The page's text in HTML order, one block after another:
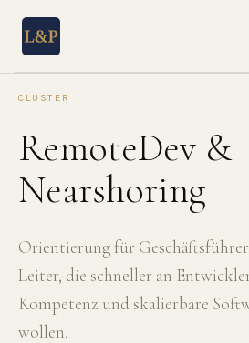
CLUSTER
RemoteDev &
Nearshoring
Orientierung für
Leiter, die schneller an
Kompetenz und skalierbare
wollen.